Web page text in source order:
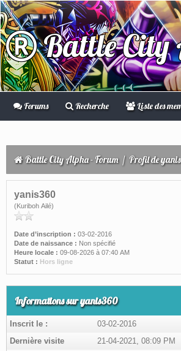
Battle City
Forums Recherche Liste des
Battle City Alpha - Forum / Profil de
yanis360
(Kuriboh Ailé)
Date d’inscription : 03-02-2016
Date de naissance : Non spécifié
Heure locale : 09-08-2026 à 07:40 AM
Statut : Hors ligne
Informations sur yanis360
Inscrit le :
03-02-2016
Dernière visite
21-04-2021, 08:09 PM